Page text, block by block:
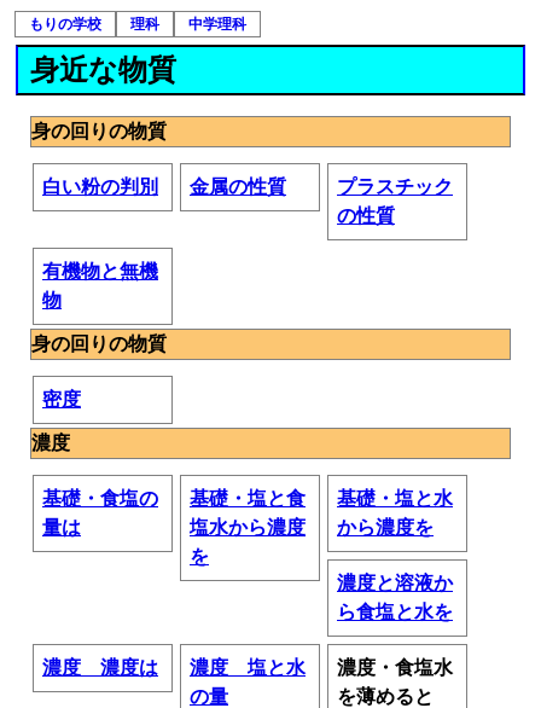
もりの学校 理科 中学理科
身近な物質
身の回りの物質
白い粉の判別 金属の性質
プラスチック
の性質
有機物と無機
物
身の回りの物質
密度
濃度
基礎・食塩の
量は
基礎・塩と食
塩水から濃度
を
基礎・塩と水
から濃度を
濃度と溶液か
ら食塩と水を
濃度 濃度は
濃度 塩と水
の量
濃度・食塩水
を薄めると